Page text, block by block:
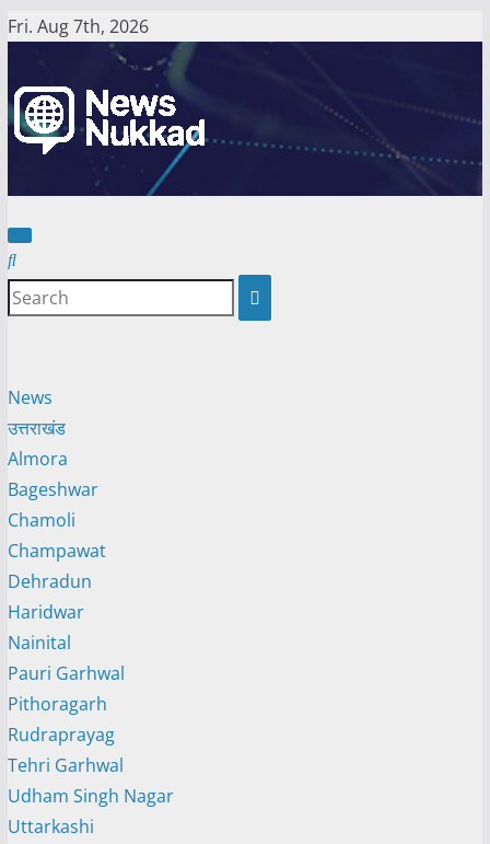
Skip
content
Fri. Aug 7th, 2026
News
उत्तराखंड
Almora
Bageshwar
Chamoli
Champawat
Dehradun
Haridwar
Nainital
Pauri Garhwal
Pithoragarh
Rudraprayag
Tehri Garhwal
Udham Singh Nagar
Uttarkashi